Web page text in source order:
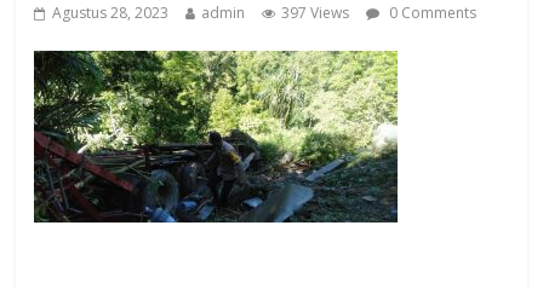
Agustus 28, 2023 admin 397 Views 0 Comments